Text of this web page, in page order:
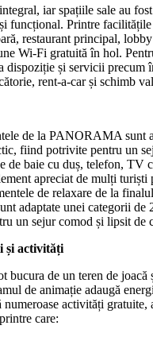
iar spațiile sale au
funcțional. Printre
restaurant principal,
Wi-Fi gratuită în hol.
dispoziție și servicii precum
rent-a-car și schimb
de la PANORAMA sunt
fiind potrivite pentru un
de baie cu duș, telefon, TV
apreciat de mulți turiști
de relaxare de la
adaptate unei categorii de
un sejur comod și lipsit de
și activități
bucura de un teren de joacă
de animație adaugă
activități gratuite,
care: